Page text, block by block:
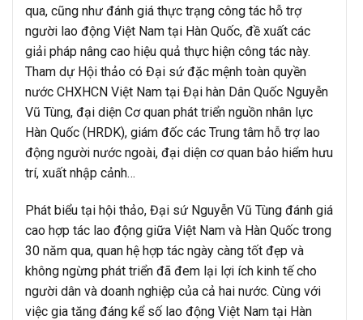
qua, cũng như đánh giá thực trạng công tác hỗ trợ
người lao động Việt Nam tại Hàn Quốc, đề xuất các
giải pháp nâng cao hiệu quả thực hiện công tác này.
Tham dự Hội thảo có Đại sứ đặc mệnh toàn quyền
nước CHXHCN Việt Nam tại Đại hàn Dân Quốc Nguyễn
Vũ Tùng, đại diện Cơ quan phát triển nguồn nhân lực
Hàn Quốc (HRDK), giám đốc các Trung tâm hỗ trợ lao
động người nước ngoài, đại diện cơ quan bảo hiểm hưu
trí, xuất nhập cảnh…
Phát biểu tại hội thảo, Đại sứ Nguyễn Vũ Tùng đánh giá
cao hợp tác lao động giữa Việt Nam và Hàn Quốc trong
30 năm qua, quan hệ hợp tác ngày càng tốt đẹp và
không ngừng phát triển đã đem lại lợi ích kinh tế cho
người dân và doanh nghiệp của cả hai nước. Cùng với
việc gia tăng đáng kể số lao động Việt Nam tại Hàn